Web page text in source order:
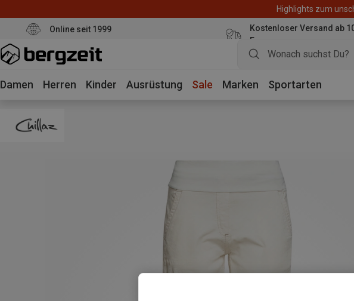
Highlights zum
Online seit 1999
Kostenloser Versand ab
Euro
Damen Herren Kinder Ausrüstung Sale Marken Sportarten